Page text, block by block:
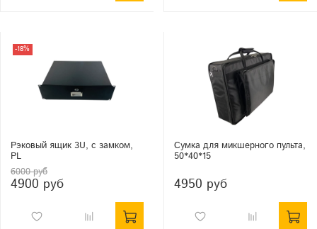
-18%
Рэковый ящик 3U, с замком,
PL
6000 руб
4900 руб
Сумка для микшерного пульта,
50*40*15
4950 руб